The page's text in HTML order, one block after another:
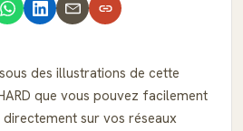
des illustrations de cette
que vous pouvez facilement
sur vos réseaux